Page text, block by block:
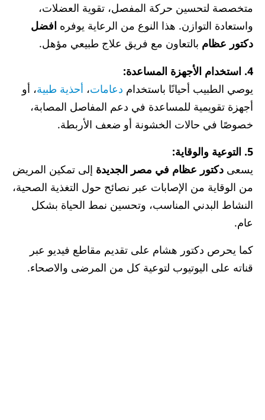
متخصصة لتحسين حركة المفصل، تقوية العضلات،
واستعادة التوازن. هذا النوع من الرعاية يوفره افضل
دكتور عظام بالتعاون مع فريق علاج طبيعي مؤهل.
4. استخدام الأجهزة المساعدة:
يوصي الطبيب أحيانًا باستخدام دعامات، أحذية طبية، أو
أجهزة تقويمية للمساعدة في دعم المفاصل المصابة،
خصوصًا في حالات الخشونة أو ضعف الأربطة.
5. التوعية والوقاية:
يسعى دكتور عظام في مصر الجديدة إلى تمكين المريض
من الوقاية من الإصابات عبر نصائح حول التغذية الصحية،
النشاط البدني المناسب، وتحسين نمط الحياة بشكل
عام.
كما يحرص دكتور هشام على تقديم مقاطع فيديو عبر
قناته على اليوتيوب لتوعية كل من المرضى والاصحاء.